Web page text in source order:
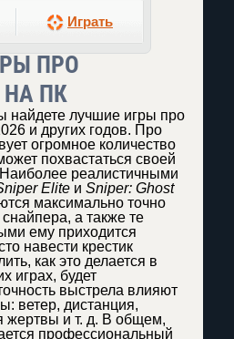
Играть
ПРО
ПК
найдете лучшие игры про
и других годов. Про
огромное количество
похвастаться своей
реалистичными
Elite и Sniper: Ghost
максимально точно
а также те
ему приходится
навести крестик
как это делается в
играх, будет
выстрела влияют
ветер, дистанция,
жертвы и т. д. В общем,
профессиональный